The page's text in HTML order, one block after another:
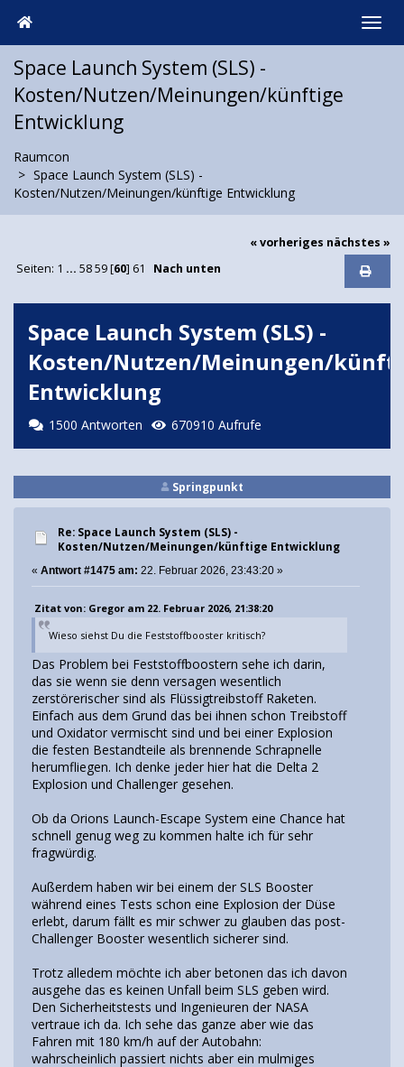
Space Launch System (SLS) -
Kosten/Nutzen/Meinungen/künftige
Entwicklung
Raumcon
Space Launch System (SLS) -
Kosten/Nutzen/Meinungen/künftige Entwicklung
« vorheriges nächstes »
Seiten: 1 ... 58 59[60] 61 Nach unten
Space Launch System (SLS) -
Kosten/Nutzen/Meinungen/
Entwicklung
1500 Antworten 670910 Aufrufe
Springpunkt
Re: Space Launch System (SLS) -
Kosten/Nutzen/Meinungen/künftige Entwicklung
« Antwort #1475 am: 22. Februar 2026, 23:43:20 »
Zitat von: Gregor am 22. Februar 2026, 21:38:20
Wieso siehst Du die Feststoffbooster kritisch?
Das Problem bei Feststoffboostern sehe ich darin,
das sie wenn sie denn versagen wesentlich
zerstörerischer sind als Flüssigtreibstoff Raketen.
Einfach aus dem Grund das bei ihnen schon Treibstoff
und Oxidator vermischt sind und bei einer Explosion
die festen Bestandteile als brennende Schrapnelle
herumfliegen. Ich denke jeder hier hat die Delta 2
Explosion und Challenger gesehen.
Ob da Orions Launch-Escape System eine Chance hat
schnell genug weg zu kommen halte ich für sehr
fragwürdig.
Außerdem haben wir bei einem der SLS Booster
während eines Tests schon eine Explosion der Düse
erlebt, darum fällt es mir schwer zu glauben das post-
Challenger Booster wesentlich sicherer sind.
Trotz alledem möchte ich aber betonen das ich davon
ausgehe das es keinen Unfall beim SLS geben wird.
Den Sicherheitstests und Ingenieuren der NASA
vertraue ich da. Ich sehe das ganze aber wie das
Fahren mit 180 km/h auf der Autobahn:
wahrscheinlich passiert nichts aber ein mulmiges